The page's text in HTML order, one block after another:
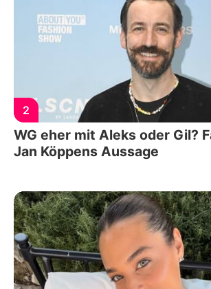
2
WG eher mit Aleks oder Gil?
Jan Köppens Aussage